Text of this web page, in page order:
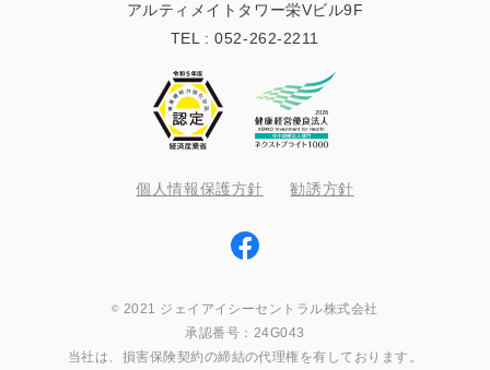
アルティメイトタワー栄Vビル9F
TEL :052-262-2211
個人情報保護方針 勧誘方針
2021 ジェイアイシーセントラル株式会社
承認番号：24G043
当社は、損害保険契約の締結の代理権を有しております。